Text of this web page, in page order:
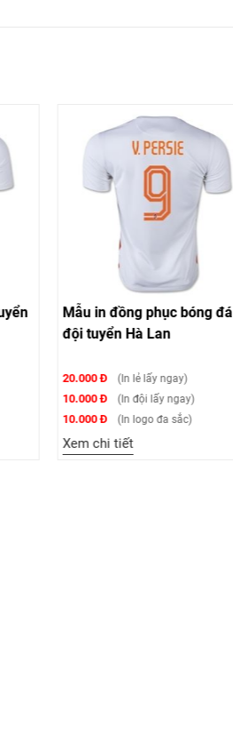
Mẫu in đồng phục bóng đá
đội tuyển Hà Lan
20.000 Đ (In lẻ lấy ngay)
10.000 Đ (In đội lấy ngay)
10.000 Đ (In logo đa sắc)
Xem chi tiết